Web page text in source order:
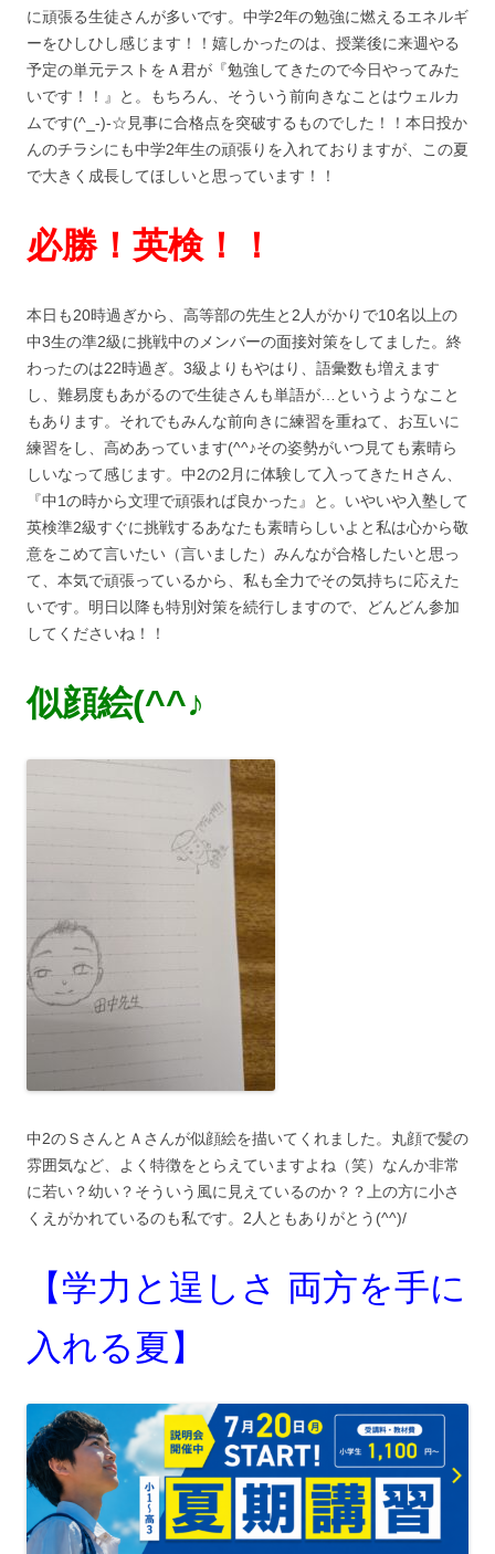
に頑張る生徒さんが多いです。中学2年の勉強に燃えるエネルギ
ーをひしひし感じます！！嬉しかったのは、授業後に来週やる
予定の単元テストをＡ君が『勉強してきたので今日やってみた
いです！！』と。もちろん、そういう前向きなことはウェルカ
ムです(^_-)-☆見事に合格点を突破するものでした！！本日投か
んのチラシにも中学2年生の頑張りを入れておりますが、この夏
で大きく成長してほしいと思っています！！
必勝！英検！！
本日も20時過ぎから、高等部の先生と2人がかりで10名以上の
中3生の準2級に挑戦中のメンバーの面接対策をしてました。終
わったのは22時過ぎ。3級よりもやはり、語彙数も増えます
し、難易度もあがるので生徒さんも単語が…というようなこと
もあります。それでもみんな前向きに練習を重ねて、お互いに
練習をし、高めあっています(^^♪その姿勢がいつ見ても素晴ら
しいなって感じます。中2の2月に体験して入ってきたＨさん、
『中1の時から文理で頑張れば良かった』と。いやいや入塾して
英検準2級すぐに挑戦するあなたも素晴らしいよと私は心から敬
意をこめて言いたい（言いました）みんなが合格したいと思っ
て、本気で頑張っているから、私も全力でその気持ちに応えた
いです。明日以降も特別対策を続行しますので、どんどん参加
してくださいね！！
似顔絵(^^♪
中2のＳさんとＡさんが似顔絵を描いてくれました。丸顔で髪の
雰囲気など、よく特徴をとらえていますよね（笑）なんか非常
に若い？幼い？そういう風に見えているのか？？上の方に小さ
くえがかれているのも私です。2人ともありがとう(^^)/
【学力と逞しさ 両方を手に
入れる夏】